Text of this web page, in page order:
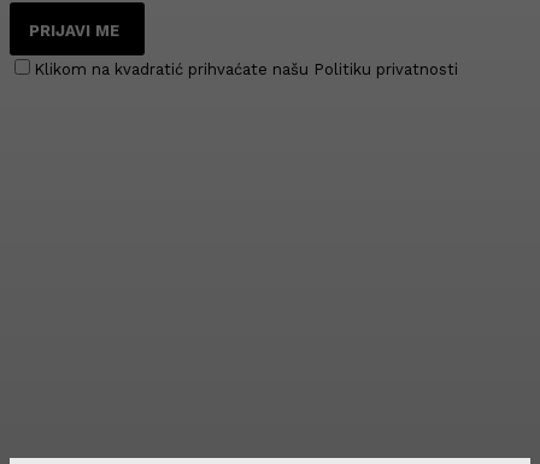
PRIJAVI ME
Klikom na kvadratić prihvaćate našu Politiku privatnosti